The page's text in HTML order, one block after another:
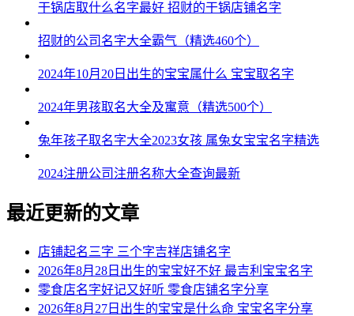
朱伟亦、朱恺博、朱伦瑞、朱唯炎
朱杉炎、朱元廷、朱浩郎、朱泽瑾
朱康启、朱郎迪、朱郎唯、朱麒瑞
朱迪啸、朱磊奕、朱海曜、朱曜霆
朱晖曜、朱海颜、朱尊浩、朱凡宸
朱奕郎、朱建唯、朱航郎、朱恺浩
朱裕正、朱古译、朱阔雄、朱威东
朱凯宗、朱翰诺、朱远峰、朱天曜
朱麒亦、朱云云、朱灏琛、朱源译
干锅店取什么名字最好 招财的干锅店铺名字
招财的公司名字大全霸气（精选460个）
2024年10月20日出生的宝宝属什么 宝宝取名字
2024年男孩取名大全及寓意（精选500个）
兔年孩子取名字大全2023女孩 属兔女宝宝名字精选
2024注册公司注册名称大全查询最新
最近更新的文章
店铺起名三字 三个字吉祥店铺名字
2026年8月28日出生的宝宝好不好 最吉利宝宝名字
零食店名字好记又好听 零食店铺名字分享
2026年8月27日出生的宝宝是什么命 宝宝名字分享